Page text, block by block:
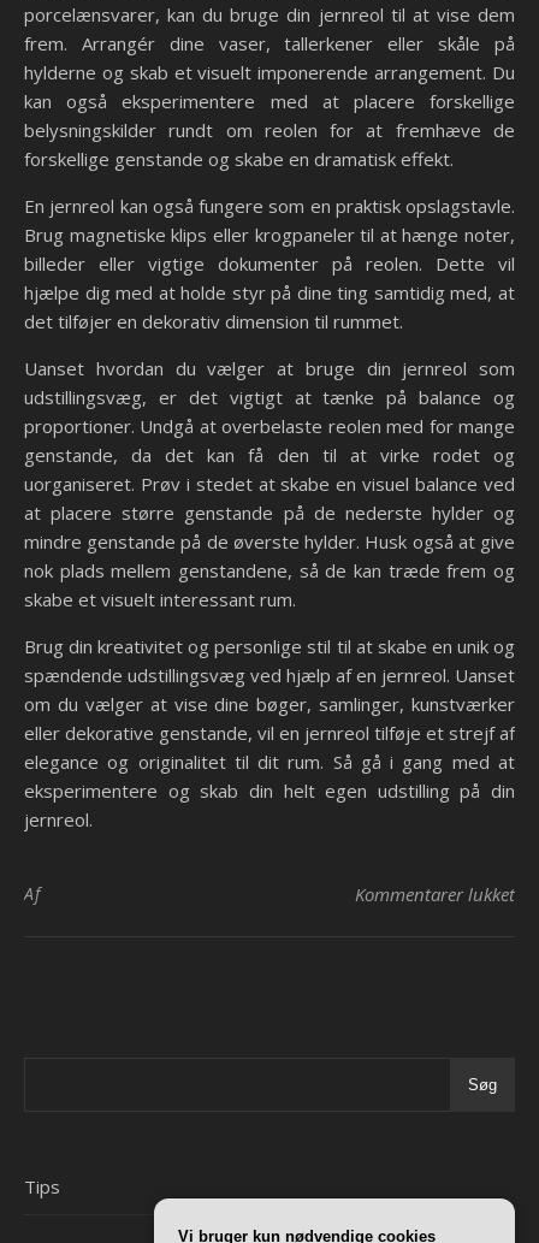
porcelænsvarer, kan du bruge din jernreol til at vise dem
frem. Arrangér dine vaser, tallerkener eller skåle på
hylderne og skab et visuelt imponerende arrangement. Du
kan også eksperimentere med at placere forskellige
belysningskilder rundt om reolen for at fremhæve de
forskellige genstande og skabe en dramatisk effekt.
En jernreol kan også fungere som en praktisk opslagstavle.
Brug magnetiske klips eller krogpaneler til at hænge noter,
billeder eller vigtige dokumenter på reolen. Dette vil
hjælpe dig med at holde styr på dine ting samtidig med, at
det tilføjer en dekorativ dimension til rummet.
Uanset hvordan du vælger at bruge din jernreol som
udstillingsvæg, er det vigtigt at tænke på balance og
proportioner. Undgå at overbelaste reolen med for mange
genstande, da det kan få den til at virke rodet og
uorganiseret. Prøv i stedet at skabe en visuel balance ved
at placere større genstande på de nederste hylder og
mindre genstande på de øverste hylder. Husk også at give
nok plads mellem genstandene, så de kan træde frem og
skabe et visuelt interessant rum.
Brug din kreativitet og personlige stil til at skabe en unik og
spændende udstillingsvæg ved hjælp af en jernreol. Uanset
om du vælger at vise dine bøger, samlinger, kunstværker
eller dekorative genstande, vil en jernreol tilføje et strejf af
elegance og originalitet til dit rum. Så gå i gang med at
eksperimentere og skab din helt egen udstilling på din
jernreol.
Af Kommentarer lukkettil
Søg
Tips
Vi bruger kun nødvendige cookies